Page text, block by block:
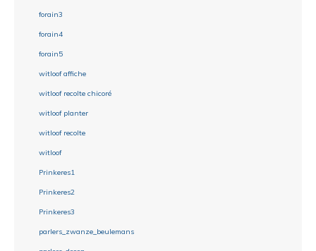
forain3
forain4
forain5
witloof affiche
witloof recolte chicoré
witloof planter
witloof recolte
witloof
Prinkeres1
Prinkeres2
Prinkeres3
parlers_zwanze_beulemans